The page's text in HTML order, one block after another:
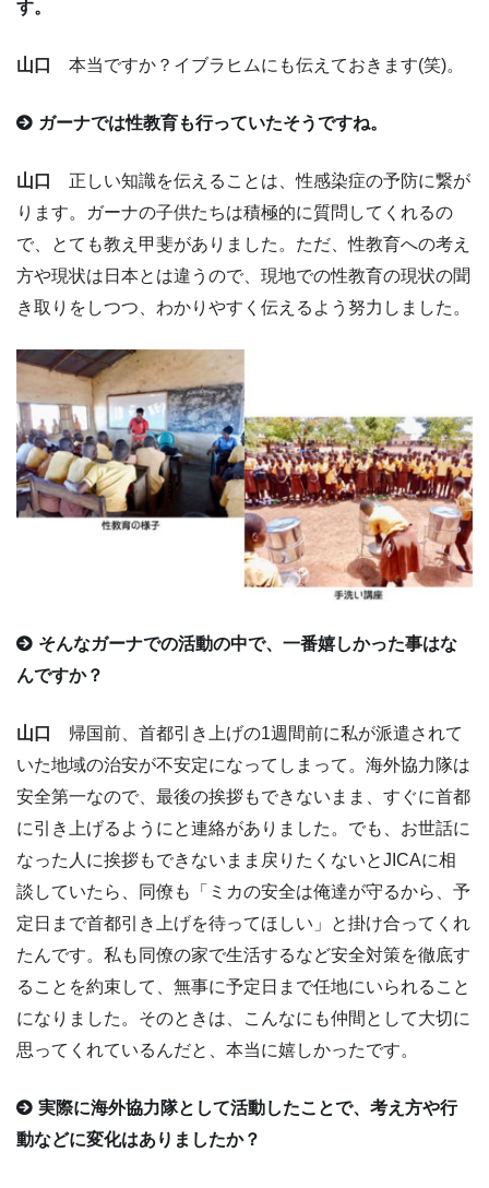
す。
山口 本当ですか？イブラヒムにも伝えておきます(笑)。
ガーナでは性教育も行っていたそうですね。
山口 正しい知識を伝えることは、性感染症の予防に繋が
ります。ガーナの子供たちは積極的に質問してくれるの
で、とても教え甲斐がありました。ただ、性教育への考え
方や現状は日本とは違うので、現地での性教育の現状の聞
き取りをしつつ、わかりやすく伝えるよう努力しました。
そんなガーナでの活動の中で、一番嬉しかった事はな
んですか？
山口 帰国前、首都引き上げの1週間前に私が派遣されて
いた地域の治安が不安定になってしまって。海外協力隊は
安全第一なので、最後の挨拶もできないまま、すぐに首都
に引き上げるようにと連絡がありました。でも、お世話に
なった人に挨拶もできないまま戻りたくないとJICAに相
談していたら、同僚も「ミカの安全は俺達が守るから、予
定日まで首都引き上げを待ってほしい」と掛け合ってくれ
たんです。私も同僚の家で生活するなど安全対策を徹底す
ることを約束して、無事に予定日まで任地にいられること
になりました。そのときは、こんなにも仲間として大切に
思ってくれているんだと、本当に嬉しかったです。
実際に海外協力隊として活動したことで、考え方や行
動などに変化はありましたか？